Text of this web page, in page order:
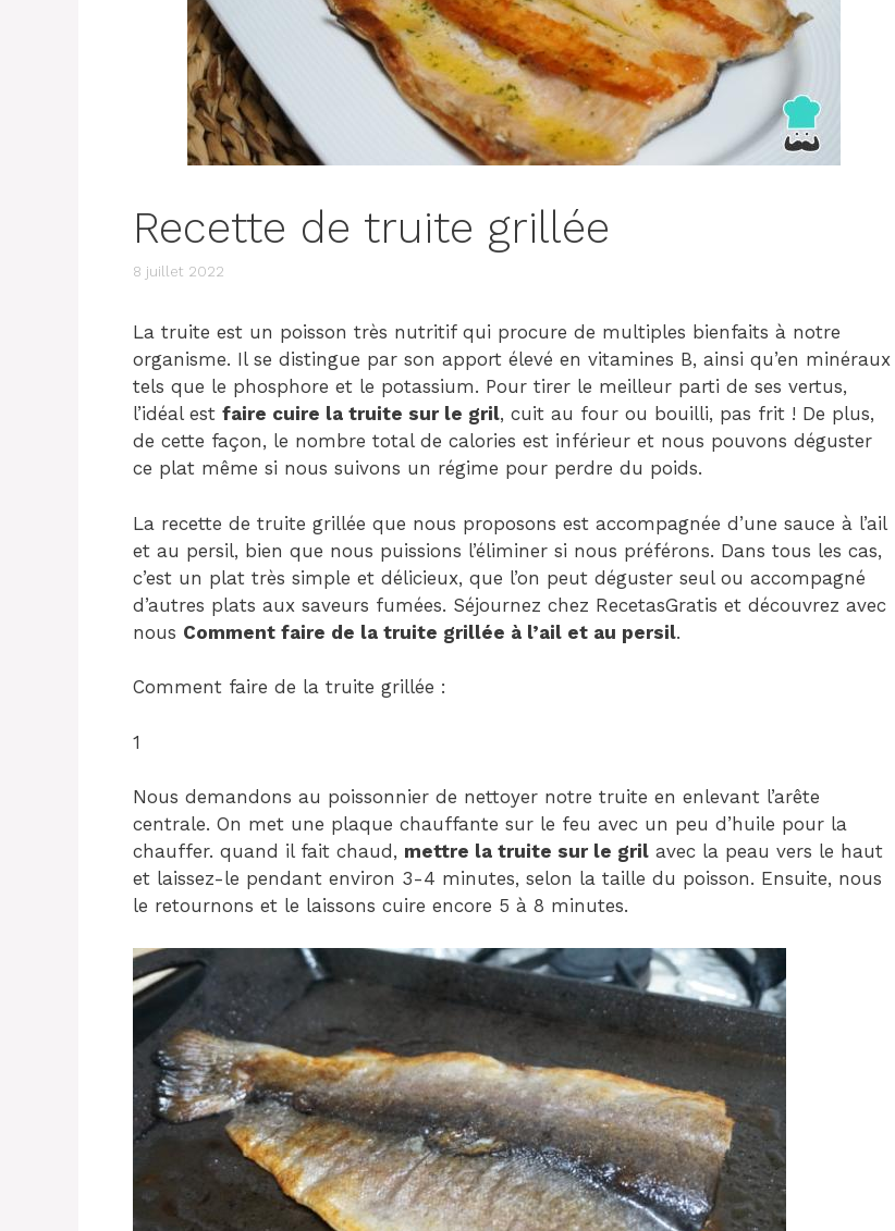
Recette de truite grillée
8 juillet 2022
La truite est un poisson très nutritif qui procure de multiples bienfaits à notre
organisme. Il se distingue par son apport élevé en vitamines B, ainsi qu’en minéraux
tels que le phosphore et le potassium. Pour tirer le meilleur parti de ses vertus,
l’idéal est faire cuire la truite sur le gril, cuit au four ou bouilli, pas frit ! De plus,
de cette façon, le nombre total de calories est inférieur et nous pouvons déguster
ce plat même si nous suivons un régime pour perdre du poids.
La recette de truite grillée que nous proposons est accompagnée d’une sauce à l’ail
et au persil, bien que nous puissions l’éliminer si nous préférons. Dans tous les cas,
c’est un plat très simple et délicieux, que l’on peut déguster seul ou accompagné
d’autres plats aux saveurs fumées. Séjournez chez RecetasGratis et découvrez avec
nous Comment faire de la truite grillée à l’ail et au persil.
Comment faire de la truite grillée :
1
Nous demandons au poissonnier de nettoyer notre truite en enlevant l’arête
centrale. On met une plaque chauffante sur le feu avec un peu d’huile pour la
chauffer. quand il fait chaud, mettre la truite sur le gril avec la peau vers le haut
et laissez-le pendant environ 3-4 minutes, selon la taille du poisson. Ensuite, nous
le retournons et le laissons cuire encore 5 à 8 minutes.